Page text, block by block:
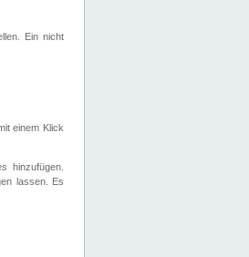
Ein nicht
einem Klick
hinzufügen.
lassen. Es